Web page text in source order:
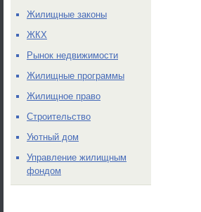
Жилищные законы
ЖКХ
Рынок недвижимости
Жилищные программы
Жилищное право
Строительство
Уютный дом
Управление жилищным
фондом